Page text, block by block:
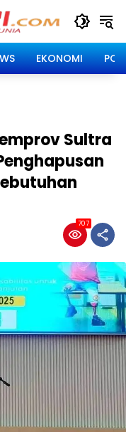
EKONOMI
Sultra
707